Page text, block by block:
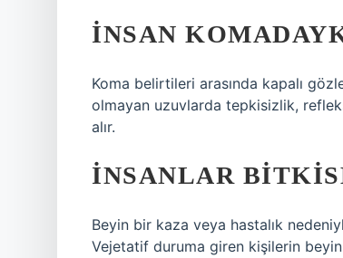
İNSAN
Koma belirtileri arasında kapalı
olmayan uzuvlarda tepkisizlik,
alır.
İNSANLAR
Beyin bir kaza veya hastalık
Vejetatif duruma giren kişilerin